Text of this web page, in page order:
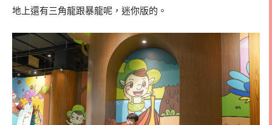
地上還有三角龍跟暴龍呢，迷你版的。